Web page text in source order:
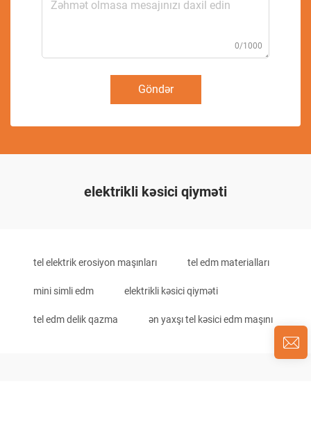
0/1000
Göndər
elektrikli kəsici qiyməti
tel elektrik erosiyon maşınları tel edm materialları
mini simli edm elektrikli kəsici qiyməti
tel edm delik qazma ən yaxşı tel kəsici edm maşını